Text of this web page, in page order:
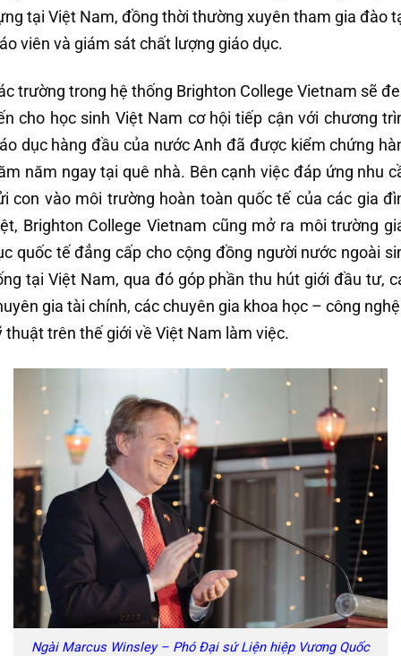
tại Việt Nam, đồng thời thường xuyên tham gia đào
viên và giám sát chất lượng giáo dục.
trường trong hệ thống Brighton College Vietnam sẽ
cho học sinh Việt Nam cơ hội tiếp cận với chương
dục hàng đầu của nước Anh đã được kiểm chứng
năm ngay tại quê nhà. Bên cạnh việc đáp ứng nhu
con vào môi trường hoàn toàn quốc tế của các gia
Brighton College Vietnam cũng mở ra môi trường
quốc tế đẳng cấp cho cộng đồng người nước ngoài
tại Việt Nam, qua đó góp phần thu hút giới đầu tư,
gia tài chính, các chuyên gia khoa học – công
thuật trên thế giới về Việt Nam làm việc.
Ngài Marcus Winsley – Phó Đại sứ Liện hiệp Vương Quốc